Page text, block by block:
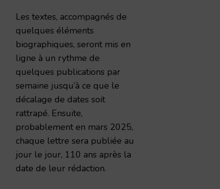
Les textes, accompagnés de
quelques éléments
biographiques, seront mis en
ligne à un rythme de
quelques publications par
semaine jusqu’à ce que le
décalage de dates soit
rattrapé. Ensuite,
probablement en mars 2025,
chaque lettre sera publiée au
jour le jour, 110 ans après la
date de leur rédaction.